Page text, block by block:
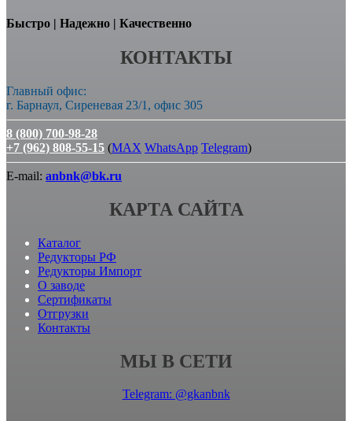
Быстро | Надежно | Качественно
КОНТАКТЫ
Главный офис:
г. Барнаул, Сиреневая 23/1, офис 305
8 (800) 700-98-28
+7 (962) 808-55-15 (MAX WhatsApp Telegram)
E-mail: anbnk@bk.ru
КАРТА САЙТА
Каталог
Редукторы РФ
Редукторы Импорт
О заводе
Сертификаты
Отгрузки
Контакты
МЫ В СЕТИ
Telegram: @gkanbnk